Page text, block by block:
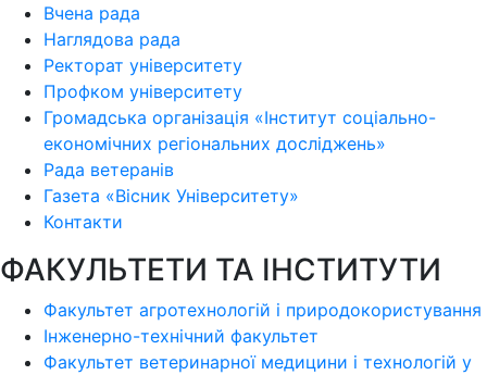
Вчена рада
Наглядова рада
Ректорат університету
Профком університету
Громадська організація «Інститут соціально-
економічних регіональних досліджень»
Рада ветеранів
Газета «Вісник Університету»
Контакти
ФАКУЛЬТЕТИ ТА ІНСТИТУТИ
Факультет агротехнологій і природокористування
Інженерно-технічний факультет
Факультет ветеринарної медицини і технологій у